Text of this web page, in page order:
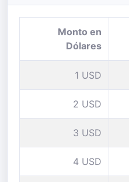
Monto en
Dólares
1 USD
2 USD
3 USD
4 USD